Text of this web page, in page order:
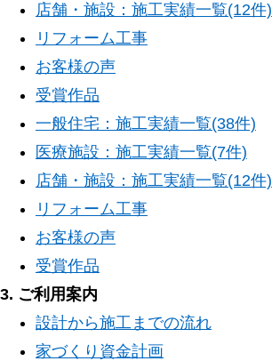
店舗・施設：施工実績一覧(12件)
リフォーム工事
お客様の声
受賞作品
一般住宅：施工実績一覧(38件)
医療施設：施工実績一覧(7件)
店舗・施設：施工実績一覧(12件)
リフォーム工事
お客様の声
受賞作品
3. ご利用案内
設計から施工までの流れ
家づくり資金計画